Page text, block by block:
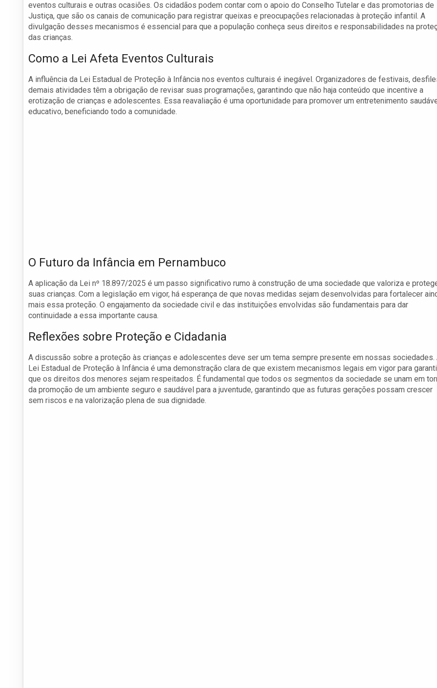
eventos culturais e outras ocasiões. Os cidadãos podem contar com o apoio do Conselho Tutelar e das promotorias de
Justiça, que são os canais de comunicação para registrar queixas e preocupações relacionadas à proteção infantil. A
divulgação desses mecanismos é essencial para que a população conheça seus direitos e responsabilidades na
das crianças.
Como a Lei Afeta Eventos Culturais
A influência da Lei Estadual de Proteção à Infância nos eventos culturais é inegável. Organizadores de festivais,
demais atividades têm a obrigação de revisar suas programações, garantindo que não haja conteúdo que incentive a
erotização de crianças e adolescentes. Essa reavaliação é uma oportunidade para promover um entretenimento
educativo, beneficiando todo a comunidade.
O Futuro da Infância em Pernambuco
A aplicação da Lei nº 18.897/2025 é um passo significativo rumo à construção de uma sociedade que valoriza e
suas crianças. Com a legislação em vigor, há esperança de que novas medidas sejam desenvolvidas para fortalecer
mais essa proteção. O engajamento da sociedade civil e das instituições envolvidas são fundamentais para dar
continuidade a essa importante causa.
Reflexões sobre Proteção e Cidadania
A discussão sobre a proteção às crianças e adolescentes deve ser um tema sempre presente em nossas sociedades.
Lei Estadual de Proteção à Infância é uma demonstração clara de que existem mecanismos legais em vigor para
que os direitos dos menores sejam respeitados. É fundamental que todos os segmentos da sociedade se unam em
da promoção de um ambiente seguro e saudável para a juventude, garantindo que as futuras gerações possam crescer
sem riscos e na valorização plena de sua dignidade.